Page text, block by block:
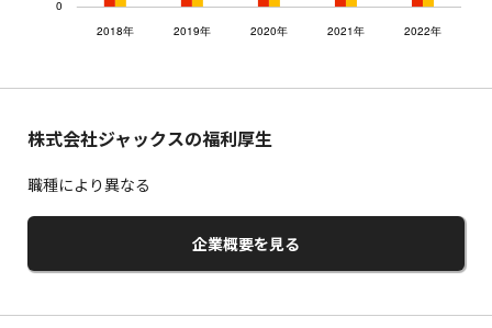
株式会社ジャックスの福利厚生
職種により異なる
企業概要を見る